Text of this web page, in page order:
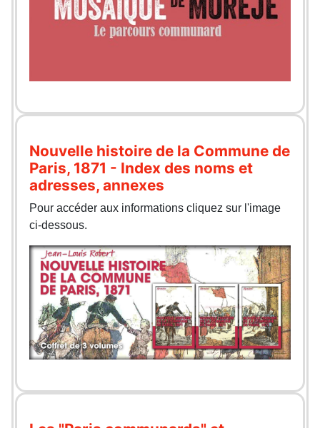
Nouvelle histoire de la Commune de
Paris, 1871 - Index des noms et
adresses, annexes
Pour accéder aux informations cliquez sur l'image
ci-dessous.